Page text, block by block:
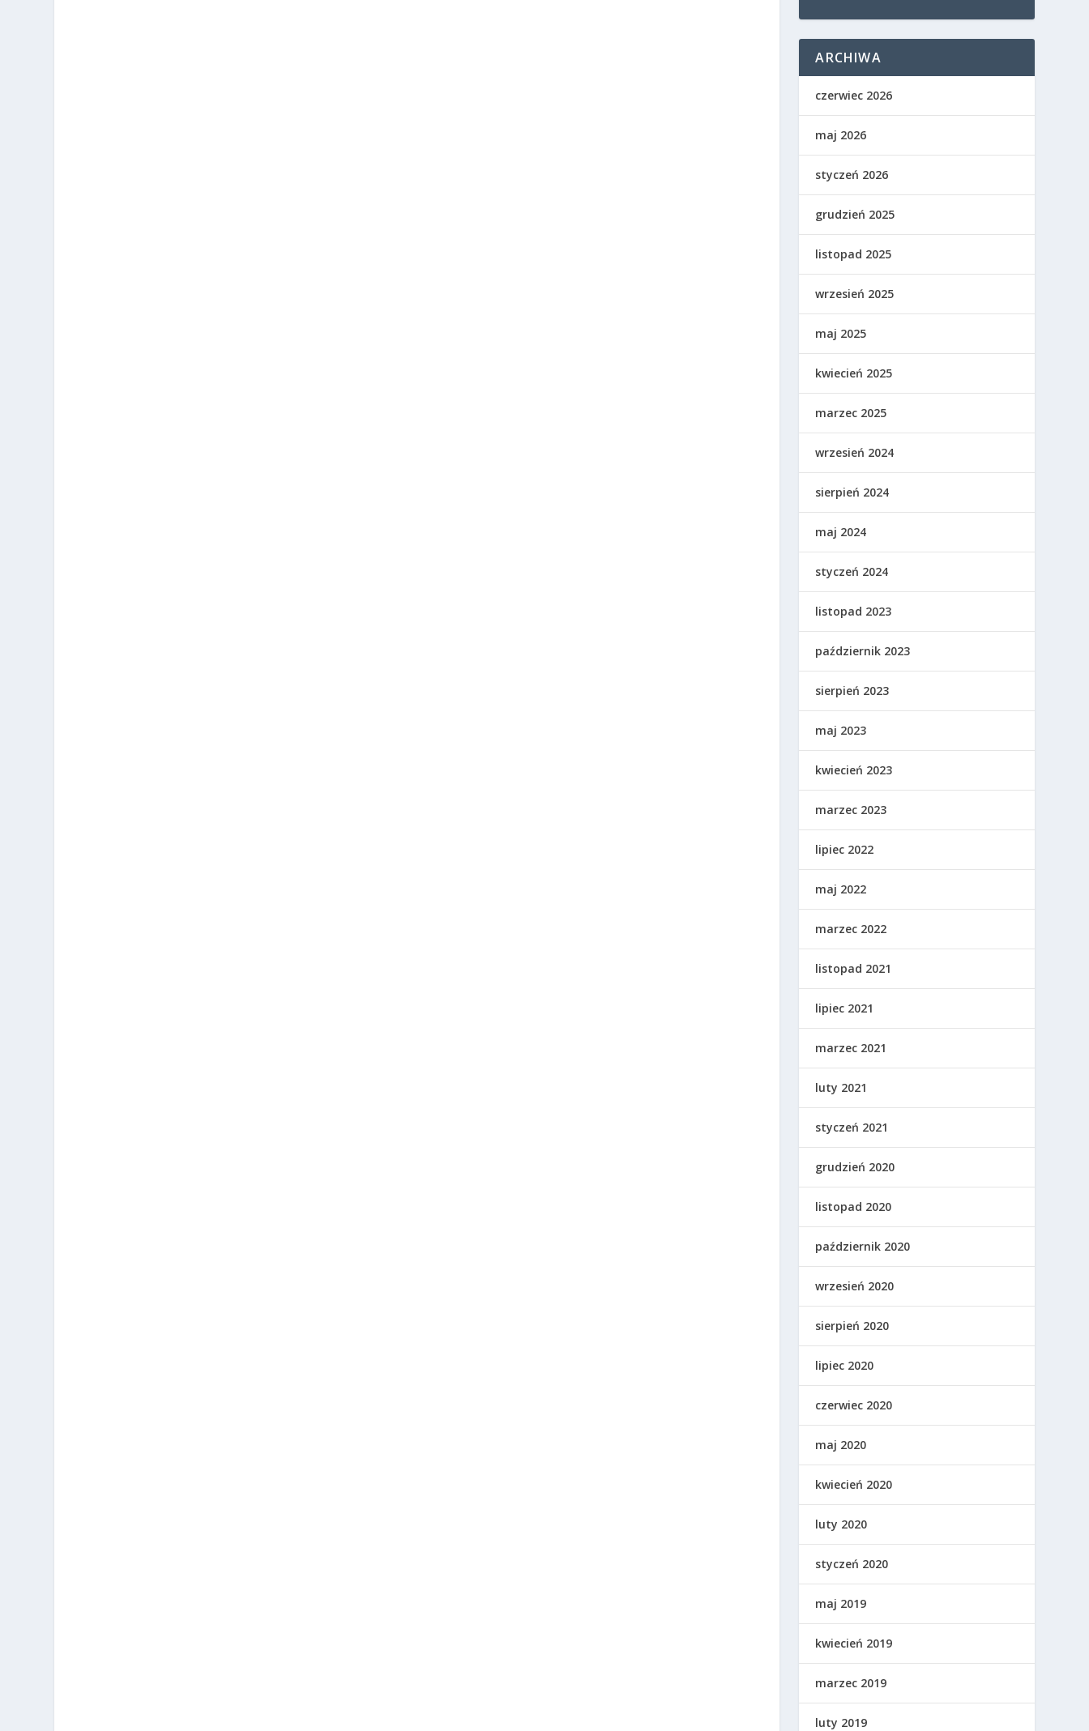
ARCHIWA
czerwiec 2026
maj 2026
styczeń 2026
grudzień 2025
listopad 2025
wrzesień 2025
maj 2025
kwiecień 2025
marzec 2025
wrzesień 2024
sierpień 2024
maj 2024
styczeń 2024
listopad 2023
październik 2023
sierpień 2023
maj 2023
kwiecień 2023
marzec 2023
lipiec 2022
maj 2022
marzec 2022
listopad 2021
lipiec 2021
marzec 2021
luty 2021
styczeń 2021
grudzień 2020
listopad 2020
październik 2020
wrzesień 2020
sierpień 2020
lipiec 2020
czerwiec 2020
maj 2020
kwiecień 2020
luty 2020
styczeń 2020
maj 2019
kwiecień 2019
marzec 2019
luty 2019